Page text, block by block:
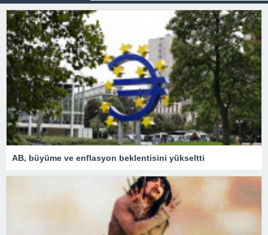
AB, büyüme ve enflasyon beklentisini yükseltti